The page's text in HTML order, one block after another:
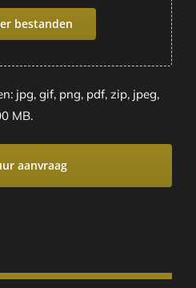
bestanden
jpg, gif, png, pdf, zip, jpeg,
MB.